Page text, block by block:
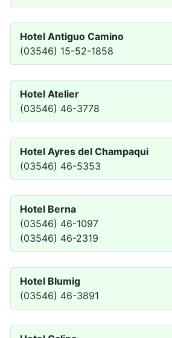
Hotel Antiguo Camino
(03546) 15-52-1858
Hotel Atelier
(03546) 46-3778
Hotel Ayres del Champaqui
(03546) 46-5353
Hotel Berna
(03546) 46-1097
(03546) 46-2319
Hotel Blumig
(03546) 46-3891